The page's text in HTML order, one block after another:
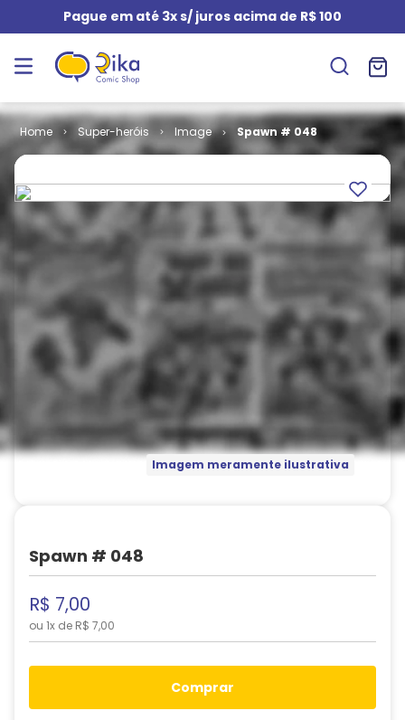
Pague em até 3x s/ juros acima de R$ 100
Super-heróis Image Spawn # 048
Imagem meramente ilustrativa
Spawn # 048
R$ 7,00
ou 1x de R$ 7,00
comprar